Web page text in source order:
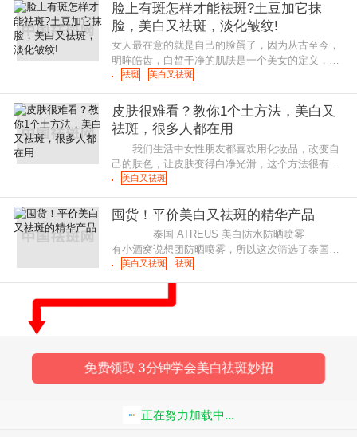
脸上有斑怎样才能祛斑?土豆加它抹
脸，美白又祛斑，淡化皱纹!
女人最在意的就是自己的脸蛋了，因为从古至今，
明眸皓齿，白皙干净的肌肤是一个美女的定义，但
是，白皙干净的肌肤并不是每个人都能拥有的，或
许你五官精致，貌美肤白，然而
祛斑 美白又祛斑
皮肤很难看？教你1个土方法，美白又
祛斑，很多人都在用
我们生活中女性朋友都喜欢用化妆品，改变自
己的肤色，让皮肤变得白净光滑，这个方法很有
效，但不是长久之计，毕竟化妆品抹在脸上，长期
美白又祛斑
囤货！平价美白又祛斑的精华产品
泰国 ATREUS 美白防水防晒喷雾
有小酒窝说想团防晒喷雾，所以这次筛选了泰国的
ATREUS美白防水防晒喷雾。 大家应该都知道
美白又祛斑 祛斑
免费领取 3分钟学会美白祛斑妙招
正在努力加载中...